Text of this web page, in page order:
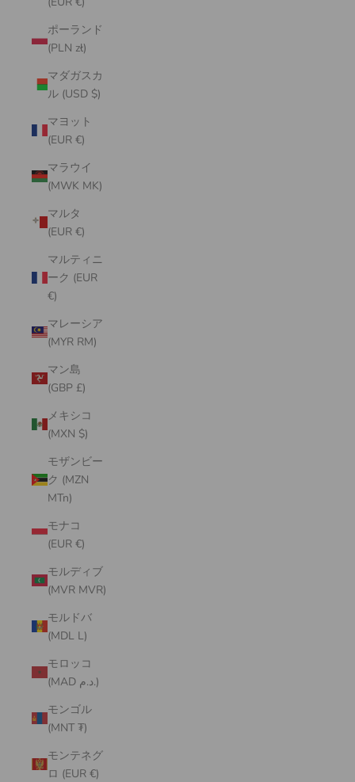
ポーランド
(PLN zł)
マダガスカ
ル (USD $)
マヨット
(EUR €)
マラウイ
(MWK MK)
マルタ
(EUR €)
マルティニ
ーク (EUR
€)
マレーシア
(MYR RM)
マン島
(GBP £)
メキシコ
(MXN $)
モザンビー
ク (MZN
MTn)
モナコ
(EUR €)
モルディブ
(MVR MVR)
モルドバ
(MDL L)
モロッコ
(MAD د.م.)
モンゴル
(MNT ₮)
モンテネグ
ロ (EUR €)